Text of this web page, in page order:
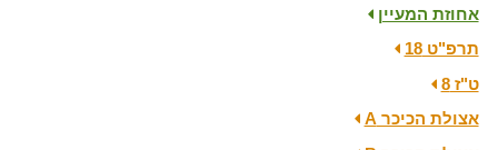
אחוזת המעיין
תרפ"ט 18
ט"ז 8
אצולת הכיכר A